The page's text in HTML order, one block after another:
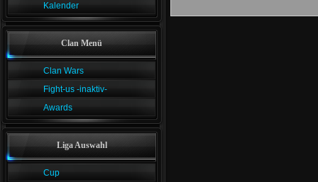
Kalender
Clan Menü
Clan Wars
Fight-us -inaktiv-
Awards
Liga Auswahl
Cup